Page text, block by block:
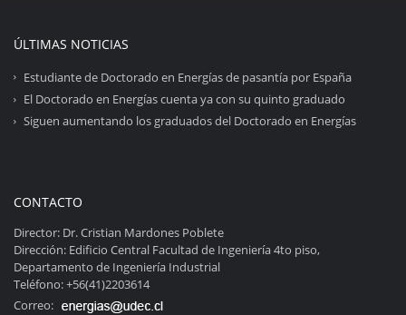
ÚLTIMAS NOTICIAS
Estudiante de Doctorado en Energías de pasantía por España
El Doctorado en Energías cuenta ya con su quinto graduado
Siguen aumentando los graduados del Doctorado en Energías
CONTACTO
Director: Dr. Cristian Mardones Poblete
Dirección: Edificio Central Facultad de Ingeniería 4to piso,
Departamento de Ingeniería Industrial
Teléfono: +56(41)2203614
Correo: